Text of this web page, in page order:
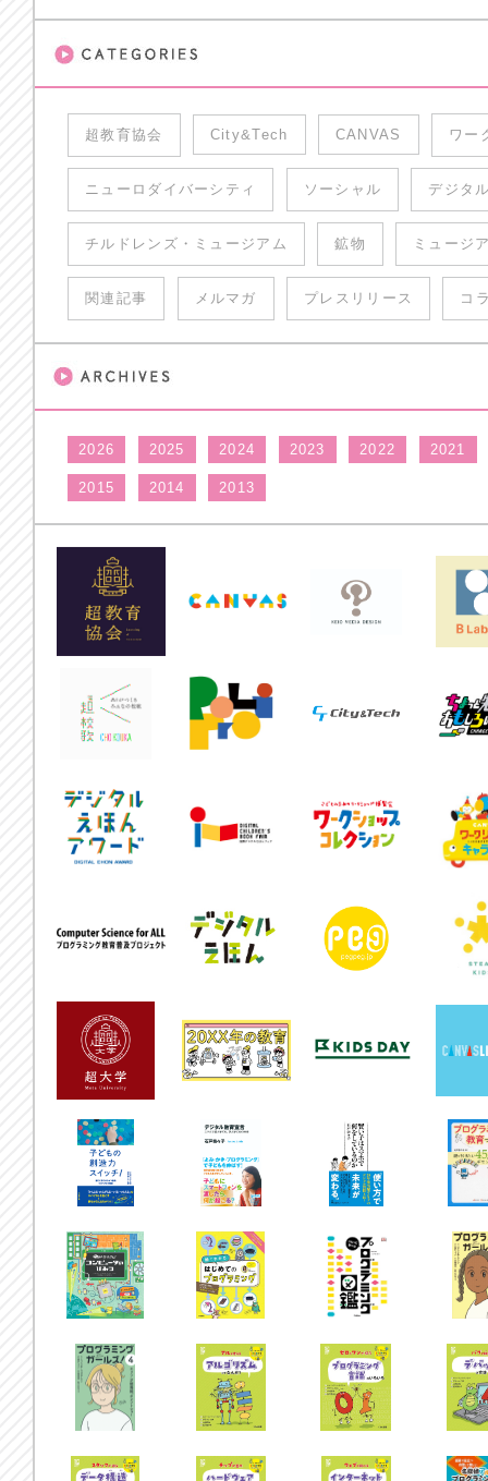
超教育協会 City&Tech CANVAS ワー
ニューロダイバーシティ ソーシャル デジタ
チルドレンズ・ミュージアム 鉱物 ミュージ
関連記事 メルマガ プレスリリース コ
2026 2025 2024 2023 2022 2021
2015 2014 2013